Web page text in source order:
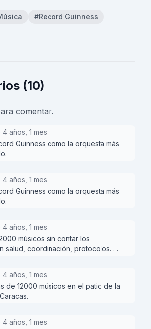
#Record Guinness
(10)
comentar.
4 años, 1 mes
Guinness como la orquesta más
4 años, 1 mes
Guinness como la orquesta más
4 años, 1 mes
músicos sin contar los
salud, coordinación, protocolos. . .
4 años, 1 mes
de 12000 músicos en el patio de la
4 años, 1 mes